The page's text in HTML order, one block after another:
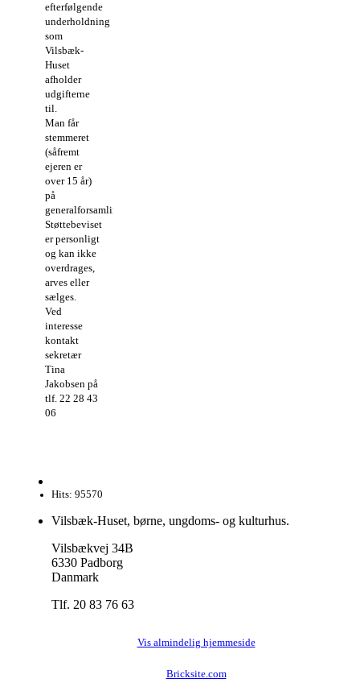
efterfølgende
underholdning
som
Vilsbæk-
Huset
afholder
udgifterne
til.
Man får
stemmeret
(såfremt
ejeren er
over 15 år)
på
generalforsamlingen.
Støttebeviset
er personligt
og kan ikke
overdrages,
arves eller
sælges.
Ved
interesse
kontakt
sekretær
Tina
Jakobsen på
tlf. 22 28 43
06
Hits: 95570
Vilsbæk-Huset, børne, ungdoms- og kulturhus.
Vilsbækvej 34B
6330 Padborg
Danmark
Tlf. 20 83 76 63
Vis almindelig hjemmeside
Bricksite.com